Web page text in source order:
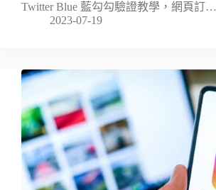
Twitter Blue 藍勾勾驗證教學，網頁訂…
2023-07-19